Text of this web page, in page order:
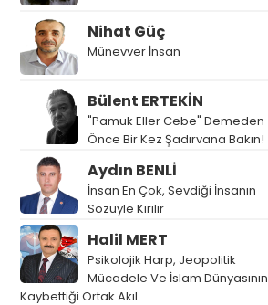
Nihat Güç
Münevver İnsan
Bülent ERTEKİN
"Pamuk Eller Cebe" Demeden
Önce Bir Kez Şadırvana Bakın!
Aydın BENLİ
İnsan En Çok, Sevdiği İnsanın
Sözüyle Kırılır
Halil MERT
Psikolojik Harp, Jeopolitik
Mücadele Ve İslam Dünyasının
Kaybettiği Ortak Akıl…